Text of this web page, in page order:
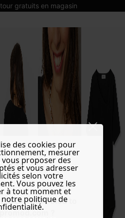
gratuits en magasin
to be redirected to
?
des cookies pour
mesurer
vous proposer des
et vous adresser
selon votre
Vous pouvez les
à tout moment et
politique de